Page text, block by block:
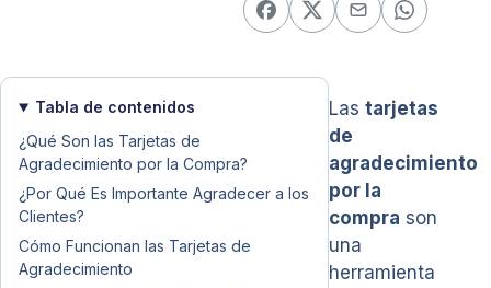
Tabla de contenidos
¿Qué Son las Tarjetas de
Agradecimiento por la Compra?
¿Por Qué Es Importante Agradecer a los
Clientes?
Cómo Funcionan las Tarjetas de
Agradecimiento
Las tarjetas
de
agradecimiento
por la
compra son
una
herramienta